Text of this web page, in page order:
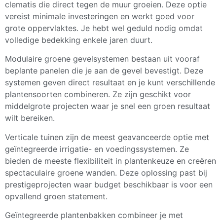
clematis die direct tegen de muur groeien. Deze optie
vereist minimale investeringen en werkt goed voor
grote oppervlaktes. Je hebt wel geduld nodig omdat
volledige bedekking enkele jaren duurt.
Modulaire groene gevelsystemen bestaan uit vooraf
beplante panelen die je aan de gevel bevestigt. Deze
systemen geven direct resultaat en je kunt verschillende
plantensoorten combineren. Ze zijn geschikt voor
middelgrote projecten waar je snel een groen resultaat
wilt bereiken.
Verticale tuinen zijn de meest geavanceerde optie met
geïntegreerde irrigatie- en voedingssystemen. Ze
bieden de meeste flexibiliteit in plantenkeuze en creëren
spectaculaire groene wanden. Deze oplossing past bij
prestigeprojecten waar budget beschikbaar is voor een
opvallend groen statement.
Geïntegreerde plantenbakken combineer je met